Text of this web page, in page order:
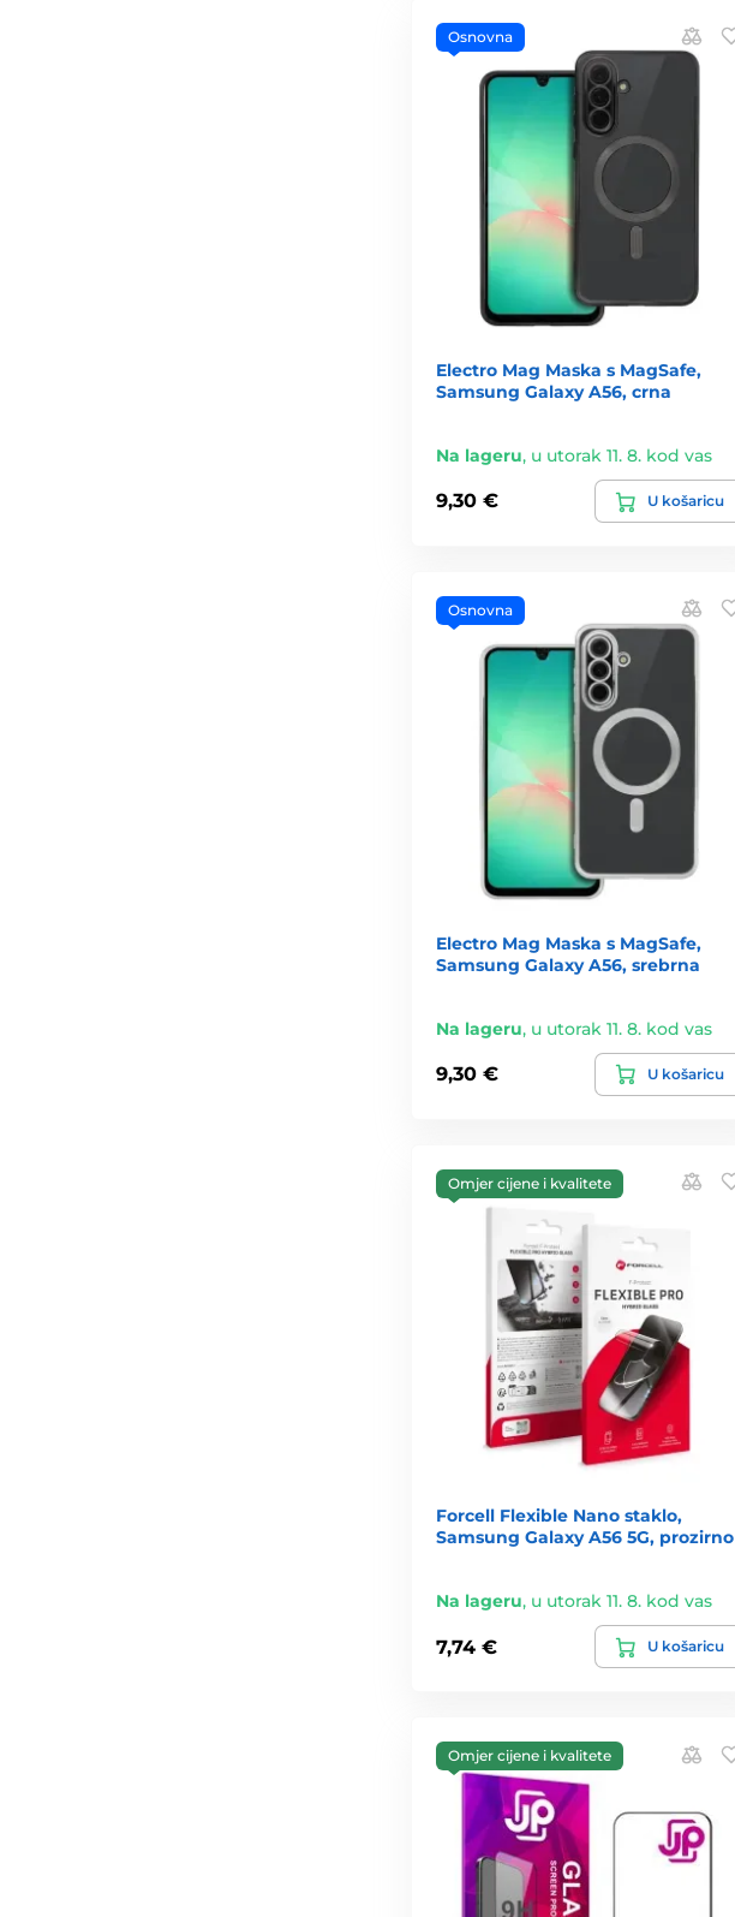
Osnovna
Electro Mag Maska s MagSafe,
Samsung Galaxy A56, crna
Na lageru, u utorak 11. 8. kod vas
9,30 € U košaricu
Osnovna
Electro Mag Maska s MagSafe,
Samsung Galaxy A56, srebrna
Na lageru, u utorak 11. 8. kod vas
9,30 € U košaricu
Omjer cijene i kvalitete
Forcell Flexible Nano staklo,
Samsung Galaxy A56 5G, prozirno
Na lageru, u utorak 11. 8. kod vas
7,74 € U košaricu
Omjer cijene i kvalitete